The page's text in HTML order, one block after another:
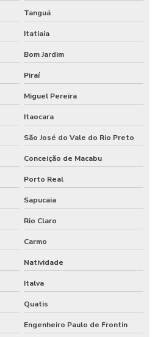
Tanguá
Itatiaia
Bom Jardim
Piraí
Miguel Pereira
Itaocara
São José do Vale do Rio Preto
Conceição de Macabu
Porto Real
Sapucaia
Rio Claro
Carmo
Natividade
Italva
Quatis
Engenheiro Paulo de Frontin